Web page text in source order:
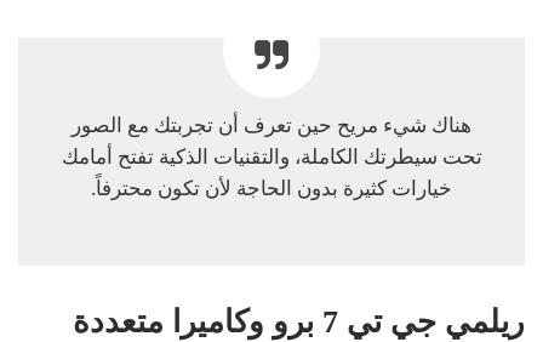
هناك شيء مريح حين تعرف أن تجربتك مع الصور
تحت سيطرتك الكاملة، والتقنيات الذكية تفتح أمامك
خيارات كثيرة بدون الحاجة لأن تكون محترفاً.
ريلمي جي تي 7 برو وكاميرا متعددة